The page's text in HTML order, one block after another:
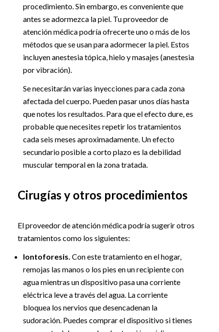
procedimiento. Sin embargo, es conveniente que
antes se adormezca la piel. Tu proveedor de
atención médica podría ofrecerte uno o más de los
métodos que se usan para adormecer la piel. Estos
incluyen anestesia tópica, hielo y masajes (anestesia
por vibración).
Se necesitarán varias inyecciones para cada zona
afectada del cuerpo. Pueden pasar unos días hasta
que notes los resultados. Para que el efecto dure, es
probable que necesites repetir los tratamientos
cada seis meses aproximadamente. Un efecto
secundario posible a corto plazo es la debilidad
muscular temporal en la zona tratada.
Cirugías y otros procedimientos
El proveedor de atención médica podría sugerir otros
tratamientos como los siguientes:
Iontoforesis. Con este tratamiento en el hogar,
remojas las manos o los pies en un recipiente con
agua mientras un dispositivo pasa una corriente
eléctrica leve a través del agua. La corriente
bloquea los nervios que desencadenan la
sudoración. Puedes comprar el dispositivo si tienes